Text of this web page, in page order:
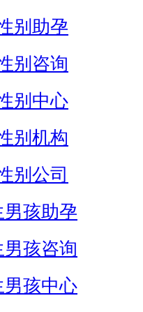
别助孕
别咨询
别中心
别机构
别公司
男孩助孕
男孩咨询
男孩中心